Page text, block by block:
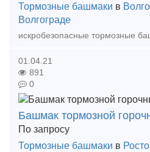
Тормозные башмаки в
Волгограде
01.04.21
891
0
Башмак тормозной
По запросу
Тормозные башмаки в